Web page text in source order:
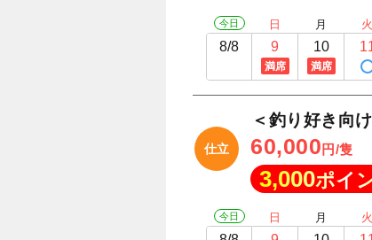
今日
8/8
日
9
満席
月
10
満席
火
仕立
＜釣り好き向
60,000 円/隻
3,000ポイ
今日 日 月 火